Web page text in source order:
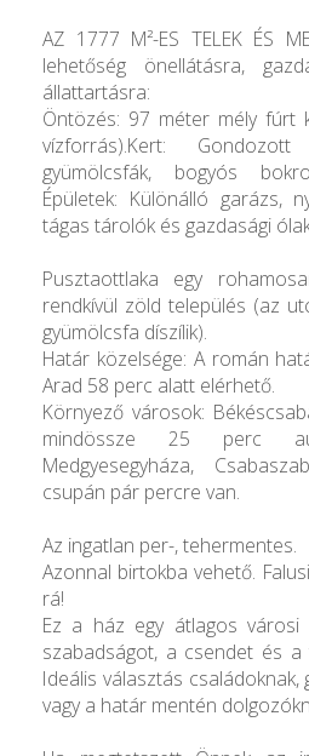
AZ 1777 M²-ES TELEK ÉS
lehetőség önellátásra,
állattartásra:
Öntözés: 97 méter mély fúrt
vízforrás).Kert:
gyümölcsfák, bogyós
Épületek: Különálló garázs,
tágas tárolók és gazdasági
Pusztaottlaka egy
rendkívül zöld település (az
gyümölcsfa díszílik).
Határ közelsége: A román
Arad 58 perc alatt elérhető.
Környező városok:
mindössze 25 perc
Medgyesegyháza,
csupán pár percre van.
Az ingatlan per-, tehermentes.
Azonnal birtokba vehető.
rá!
Ez a ház egy átlagos
szabadságot, a csendet és a
Ideális választás családoknak,
vagy a határ mentén